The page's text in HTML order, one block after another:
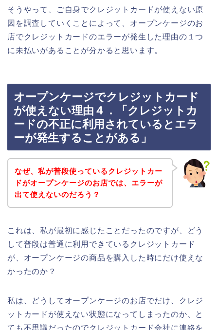
そうやって、ご自身でクレジットカードが使えない原
因を調査していくことによって、オープンケージのお
店でクレジットカードのエラーが発生した理由の１つ
に未払いがあることが分かると思います。
オープンケージでクレジットカード
が使えない理由４．「クレジットカ
ードの不正に利用されているとエラ
ーが発生することがある」
なぜ、私が普段使っているクレジットカー
ドがオープンケージのお店では、エラーが
出て使えないのだろう？
これは、私が最初に感じたことだったのですが、どう
して普段は普通に利用できているクレジットカード
が、オープンケージの商品を購入した時にだけ使えな
かったのか？
私は、どうしてオープンケージのお店でだけ、クレジ
ットカードが使えない状態になってしまったのか、と
ても不思議だったのでクレジットカード会社に連絡を